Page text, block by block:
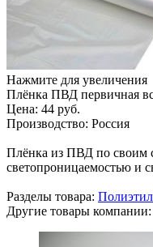
Нажмите для увеличения
Плёнка ПВД первичная
Цена: 44 руб.
Производство: Россия
Плёнка из ПВД по своим
светопроницаемостью и
Разделы товара:
Другие товары компании: